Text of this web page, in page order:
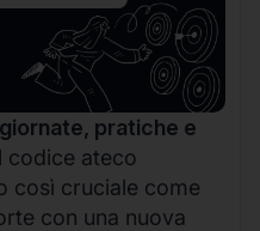
pratiche e
codice ateco
così cruciale come
con una nuova